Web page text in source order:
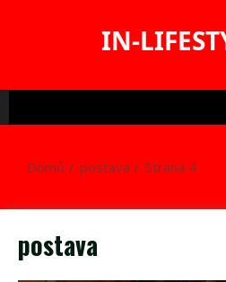
IN-
Domů postava Strana 4
postava